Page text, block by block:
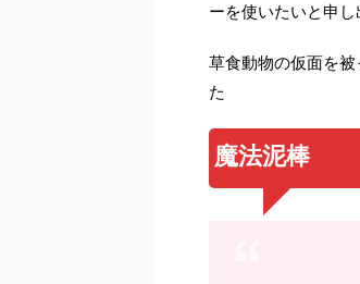
ーを使いたいと申
草食動物の仮面を
た
魔法泥棒